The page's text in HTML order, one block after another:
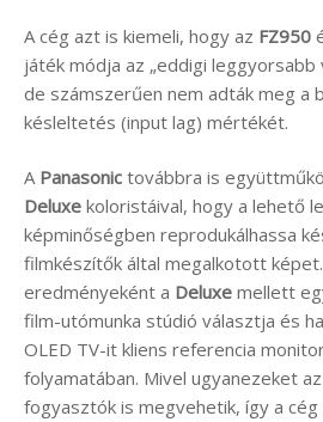
A cég azt is kiemeli, hogy az FZ950
játék módja az „eddigi leggyorsabb
de számszerűen nem adták meg a
késleltetés (input lag) mértékét.
A Panasonic továbbra is
Deluxe koloristáival, hogy a lehető
képminőségben reprodukálhassa
filmkészítők által megalkotott
eredményeként a Deluxe mellett
film-utómunka stúdió választja és
OLED TV-it kliens referencia
folyamatában. Mivel ugyanezeket
fogyasztók is megvehetik, így a